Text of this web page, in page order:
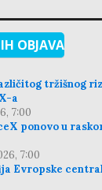
OBJAVA
tržišnog
a
7:00
ponovo u
7:00
Evropske